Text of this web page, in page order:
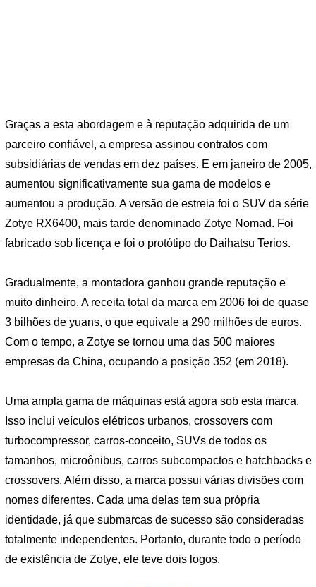
Graças a esta abordagem e à reputação adquirida de um
parceiro confiável, a empresa assinou contratos com
subsidiárias de vendas em dez países. E em janeiro de 2005,
aumentou significativamente sua gama de modelos e
aumentou a produção. A versão de estreia foi o SUV da série
Zotye RX6400, mais tarde denominado Zotye Nomad. Foi
fabricado sob licença e foi o protótipo do Daihatsu Terios.
Gradualmente, a montadora ganhou grande reputação e
muito dinheiro. A receita total da marca em 2006 foi de quase
3 bilhões de yuans, o que equivale a 290 milhões de euros.
Com o tempo, a Zotye se tornou uma das 500 maiores
empresas da China, ocupando a posição 352 (em 2018).
Uma ampla gama de máquinas está agora sob esta marca.
Isso inclui veículos elétricos urbanos, crossovers com
turbocompressor, carros-conceito, SUVs de todos os
tamanhos, microônibus, carros subcompactos e hatchbacks e
crossovers. Além disso, a marca possui várias divisões com
nomes diferentes. Cada uma delas tem sua própria
identidade, já que submarcas de sucesso são consideradas
totalmente independentes. Portanto, durante todo o período
de existência de Zotye, ele teve dois logos.